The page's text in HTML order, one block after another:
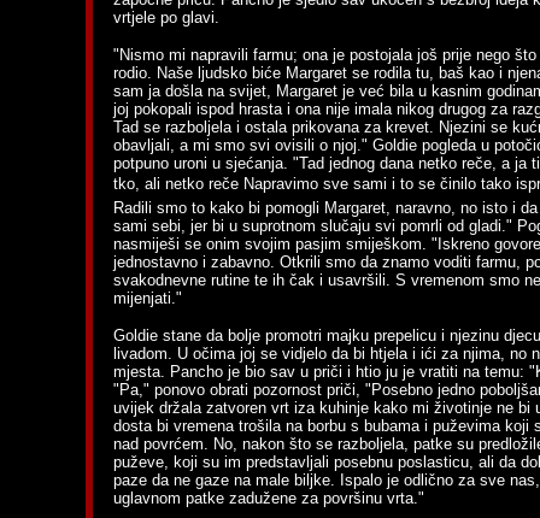
vrtjele po glavi.
"Nismo mi napravili farmu; ona je postojala još prije nego
rodio. Naše ljudsko biće Margaret se rodila tu, baš kao i
sam ja došla na svijet, Margaret je već bila u kasnim
joj pokopali ispod hrasta i ona nije imala nikog drugog za
Tad se razboljela i ostala prikovana za krevet. Njezini se
obavljali, a mi smo svi ovisili o njoj." Goldie pogleda u
potpuno uroni u sjećanja. "Tad jednog dana netko reče, a ja
tko, ali netko reče Napravimo sve sami i to se činilo tako
Radili smo to kako bi pomogli Margaret, naravno, no isto i
sami sebi, jer bi u suprotnom slučaju svi pomrli od gladi."
nasmiješi se onim svojim pasjim smiješkom. "Iskreno
jednostavno i zabavno. Otkrili smo da znamo voditi farmu,
svakodnevne rutine te ih čak i usavršili. S vremenom smo
mijenjati."
Goldie stane da bolje promotri majku prepelicu i njezinu
livadom. U očima joj se vidjelo da bi htjela i ići za njima, no
mjesta. Pancho je bio sav u priči i htio ju je vratiti na temu:
"Pa," ponovo obrati pozornost priči, "Posebno jedno
uvijek držala zatvoren vrt iza kuhinje kako mi životinje ne bi
dosta bi vremena trošila na borbu s bubama i puževima koji
nad povrćem. No, nakon što se razboljela, patke su
puževe, koji su im predstavljali posebnu poslasticu, ali da
paze da ne gaze na male biljke. Ispalo je odlično za sve
uglavnom patke zadužene za površinu vrta."